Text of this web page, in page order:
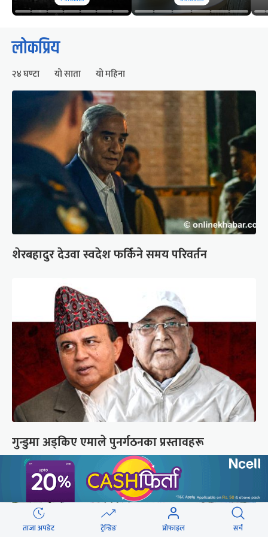
लोकप्रिय
२४ घण्टा यो साता यो महिना
शेरबहादुर देउवा स्वदेश फर्किने समय परिवर्तन
गुन्डुमा अड्किए एमाले पुनर्गठनका प्रस्तावहरू
ताजा अपडेट ट्रेन्डिङ प्रोफाइल सर्च